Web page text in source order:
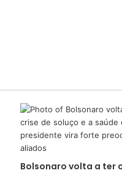
Bolsonaro volta a ter